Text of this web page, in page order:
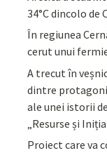
34°C dincolo de
În regiunea
cerut unui
A trecut în
dintre
ale unei istorii
„Resurse și
Proiect care va